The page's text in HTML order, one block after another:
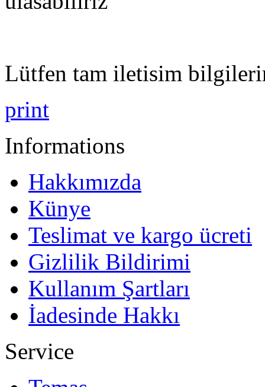
Lütfen tam iletisim
print
Informations
Hakkımızda
Künye
Teslimat ve kargo ücreti
Gizlilik Bildirimi
Kullanım Şartları
İadesinde Hakkı
Service